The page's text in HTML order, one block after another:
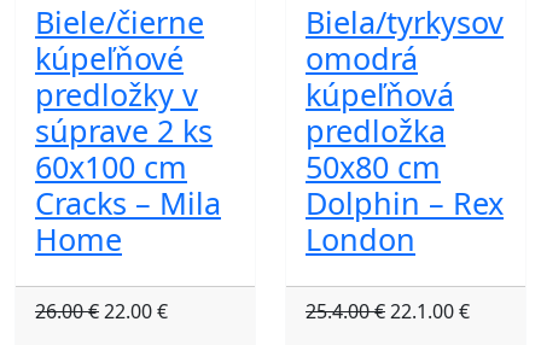
Biele/čierne
kúpeľňové
predložky v
súprave 2 ks
60x100 cm
Cracks – Mila
Home
26.00 €22.00 €
Biela/tyrkysov
omodrá
kúpeľňová
predložka
50x80 cm
Dolphin – Rex
London
25.4.00 €22.1.00 €